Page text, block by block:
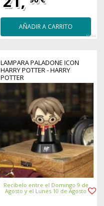
AÑADIR A CARRITO
10594
LAMPARA PALADONE ICON
HARRY POTTER - HARRY
POTTER
Recíbelo entre el Domingo 9 de
Agosto y el Lunes 10 de Agosto